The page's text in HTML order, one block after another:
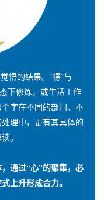
悟的结果。“德”与
下修炼，或生活工作
字在不同的部门、不
理中，更有其具体的
。
通过“心”的聚集，必
上升形成合力。